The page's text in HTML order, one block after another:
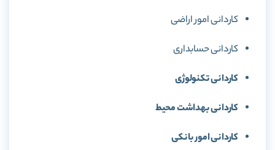
کاردانی امور اراضی
کاردانی حسابداری
كاردانی تكنولوژی
كاردانی بهداشت محیط
كاردانی امور بانکی